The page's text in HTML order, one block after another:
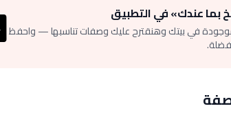
بما عندك» في التطبيق
في بيتك وهنقترح عليك وصفات تناسبها — واحفظ